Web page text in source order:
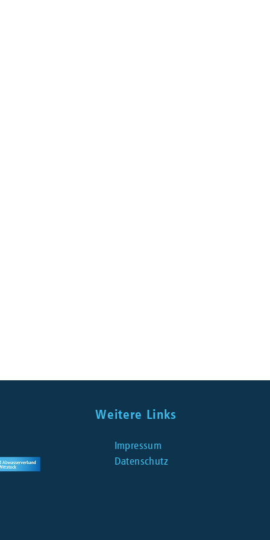
Weitere Links
Impressum
Datenschutz